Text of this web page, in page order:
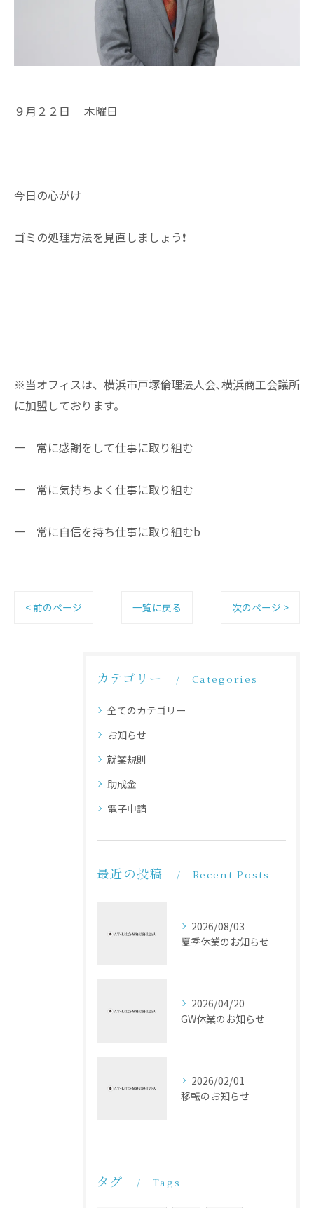
９月２２日 木曜日
今日の心がけ
ゴミの処理方法を見直しましょう❗
※当オフィスは、横浜市戸塚倫理法人会､横浜商工会議所
に加盟しております。
一 常に感謝をして仕事に取り組む
一 常に気持ちよく仕事に取り組む
一 常に自信を持ち仕事に取り組むb
< 前のページ 一覧に戻る 次のページ >
カテゴリー Categories
全てのカテゴリー
お知らせ
就業規則
助成金
電子申請
最近の投稿 Recent Posts
2026/08/03
夏季休業のお知らせ
2026/04/20
GW休業のお知らせ
2026/02/01
移転のお知らせ
タグ Tags